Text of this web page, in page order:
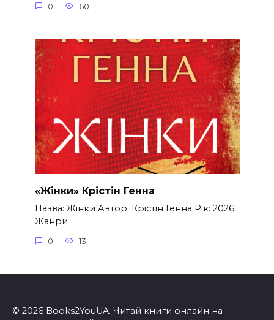
0 60
«Жінки» Крістін Генна
Назва: Жінки Автор: Крістін Генна Рік: 2026
Жанри
0 13
© 2026 Books2YouUA. Читай книги онлайн на